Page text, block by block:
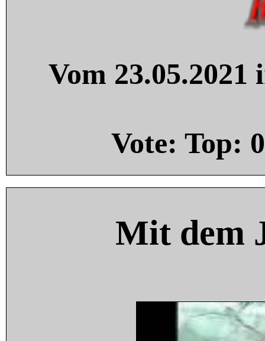
Vom
Vote: Top: 0
Mit dem